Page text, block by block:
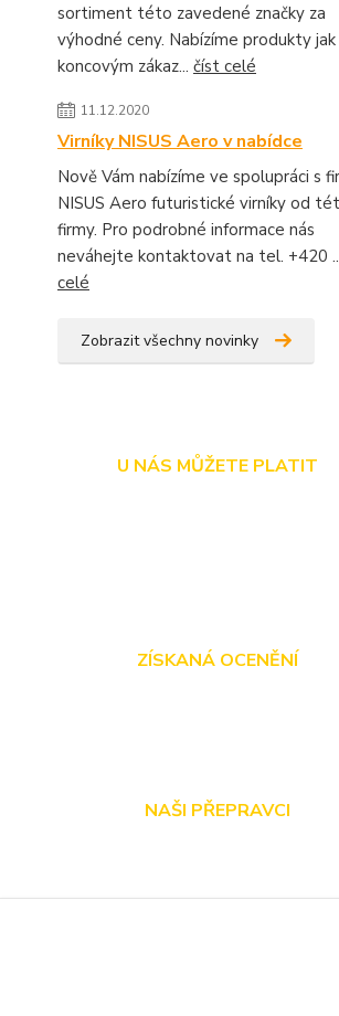
sortiment této zavedené značky za
výhodné ceny. Nabízíme produkty jak
koncovým zákaz... číst celé
11.12.2020
Virníky NISUS Aero v nabídce
Nově Vám nabízíme ve spolupráci s
NISUS Aero futuristické virníky od
firmy. Pro podrobné informace nás
neváhejte kontaktovat na tel. +420
celé
Zobrazit všechny novinky
U NÁS MŮŽETE PLATIT
ZÍSKANÁ OCENĚNÍ
NAŠI PŘEPRAVCI